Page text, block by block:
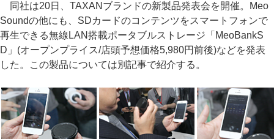
同社は20日、TAXANブランドの新製品発表会を開催。Meo
Soundの他にも、SDカードのコンテンツをスマートフォンで
再生できる無線LAN搭載ポータブルストレージ「MeoBankS
D」(オープンプライス/店頭予想価格5,980円前後)などを発表
した。この製品については別記事で紹介する。